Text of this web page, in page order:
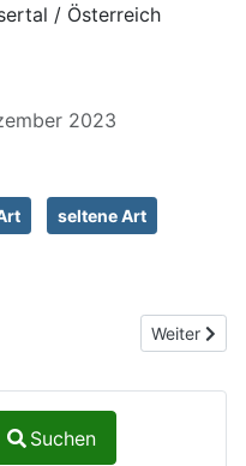
/ Österreich
2023
seltene Art
Melanargia galathea
Nächster
Weiter
Suchen